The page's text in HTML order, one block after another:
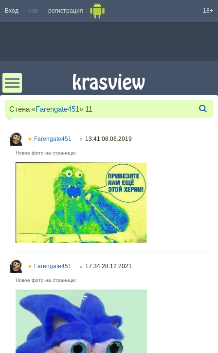
Вход или регистрация 18+
Стена «Farengate451» 11
★ Farengate451 ○ 13:41 08.06.2019
Новое фото на странице:
★ Farengate451 ○ 17:34 28.12.2021
Новое фото на странице: